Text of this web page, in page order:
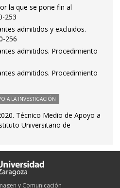
la que se pone fin al
253
admitidos y excluidos.
256
admitidos. Procedimiento
admitidos. Procedimiento
A LA INVESTIGACIÓN
Técnico Medio de Apoyo a
Universitario de
y Comunicación